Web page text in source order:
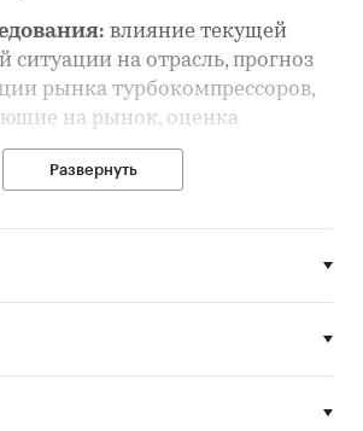
влияние текущей
ситуации на отрасль, прогноз
рынка турбокомпрессоров,
на рынок, оценка
рынка турбокомпрессоров
турбокомпрессоров
Развернуть